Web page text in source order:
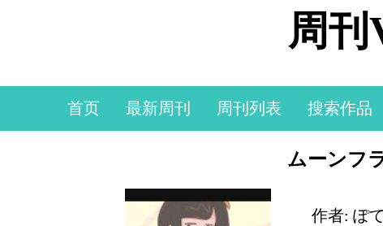
周刊
首页 最新周刊 周刊列表 搜索作品
ムーンフ
作者: ぽて